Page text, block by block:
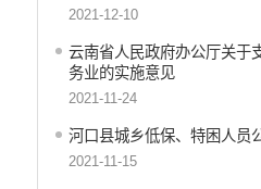
2021-12-10
云南省人民政府办公厅关于
务业的实施意见
2021-11-24
河口县城乡低保、特困人员
2021-11-15